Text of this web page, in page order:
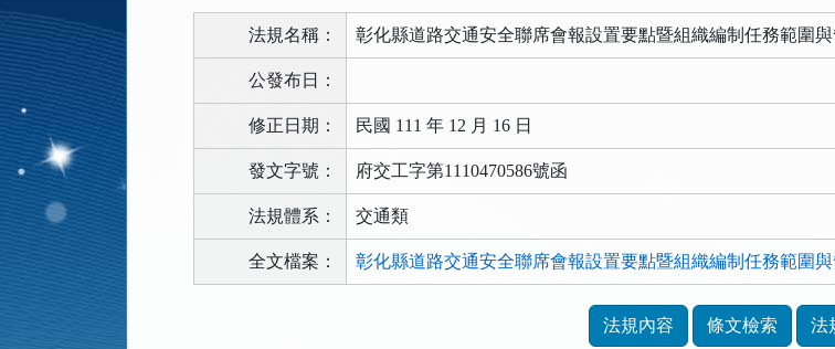
法規名稱： 彰化縣道路交通安全聯席會報設置要點暨組織編制任務範圍
公發布日：
修正日期： 民國 111 年 12 月 16 日
發文字號： 府交工字第1110470586號函
法規體系： 交通類
全文檔案： 彰化縣道路交通安全聯席會報設置要點暨組織編制任務範圍與
法規內容 條文檢索 法